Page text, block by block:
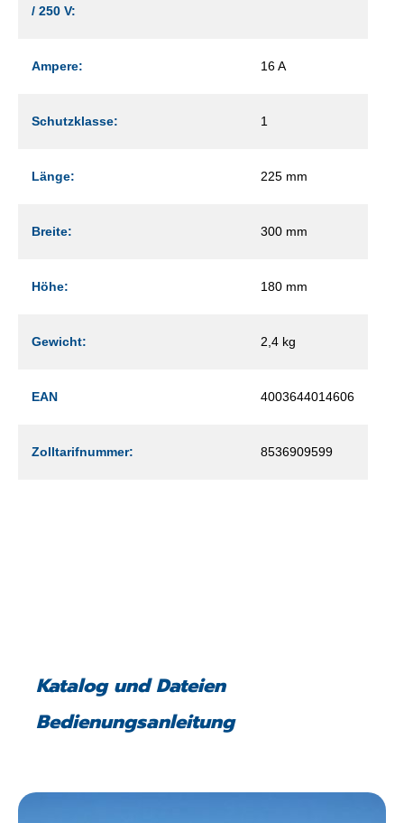
/ 250 V:
Ampere: 16 A
Schutzklasse: 1
Länge: 225 mm
Breite: 300 mm
Höhe: 180 mm
Gewicht: 2,4 kg
EAN 4003644014606
Zolltarifnummer: 8536909599
Katalog und Dateien
Bedienungsanleitung